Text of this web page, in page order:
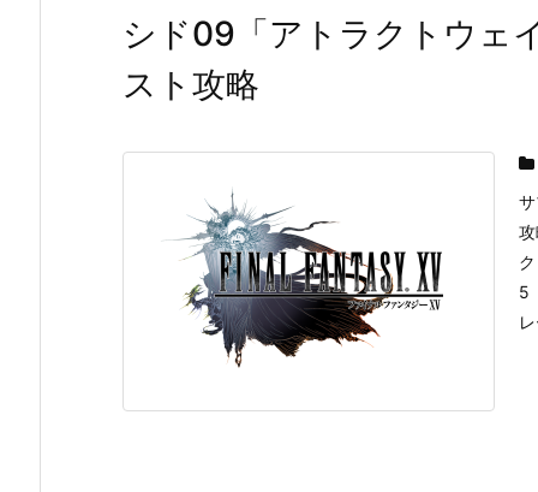
シド09「アトラクトウェ
スト攻略
5